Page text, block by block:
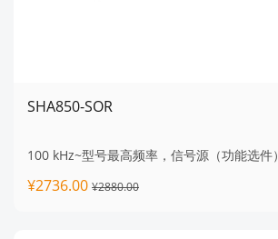
SHA850-SOR
100 kHz~型号最高频率，信号源（功能选件）
¥2736.00 ¥2880.00